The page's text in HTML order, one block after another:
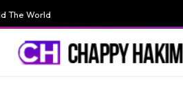
The World